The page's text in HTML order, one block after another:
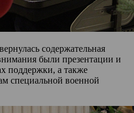
содержательная
были презентации и
поддержки, а также
специальной военной